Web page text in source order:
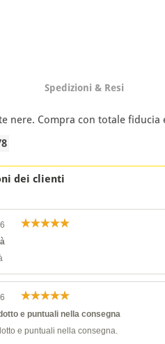
Spedizioni & Resi
nere. Compra con totale
dei clienti
e puntuali nella consegna
e puntuali nella consegna.